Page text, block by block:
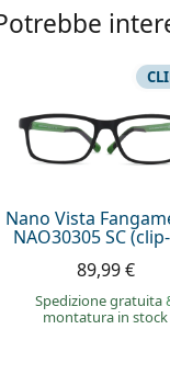
Nano Vista
NAO30305 SC
89,99 €
Spedizione gratuita
montatura in stock